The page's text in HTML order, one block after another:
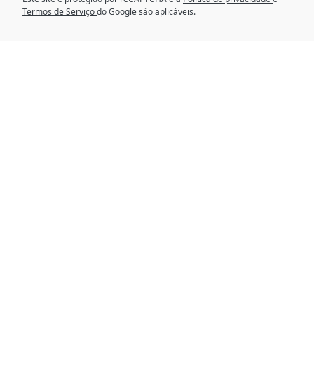
Termos de Serviçodo Google são aplicáveis.